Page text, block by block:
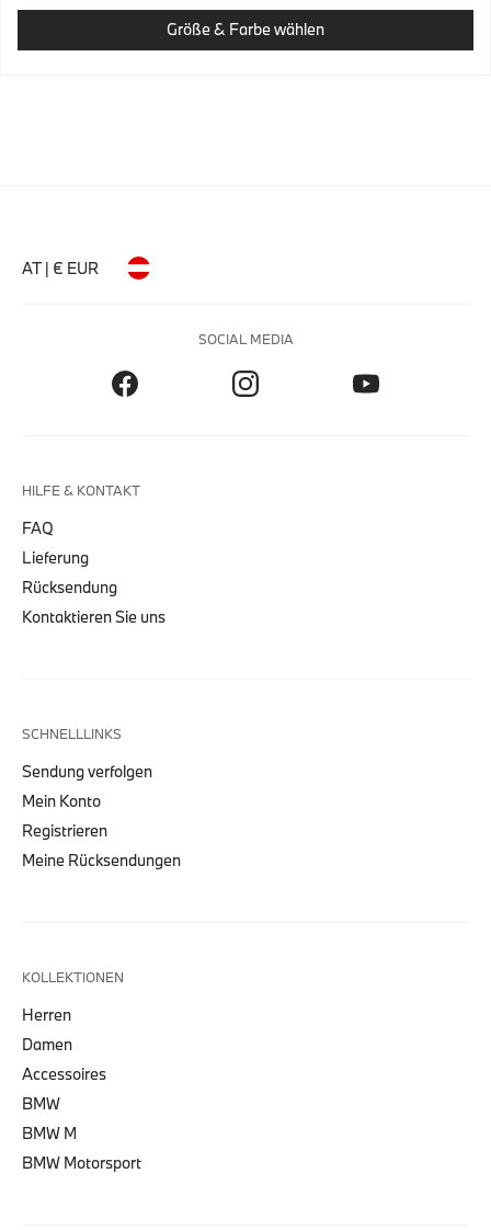
Größe & Farbe wählen
AT | € EUR
SOCIAL MEDIA
HILFE & KONTAKT
FAQ
Lieferung
Rücksendung
Kontaktieren Sie uns
SCHNELLLINKS
Sendung verfolgen
Mein Konto
Registrieren
Meine Rücksendungen
KOLLEKTIONEN
Herren
Damen
Accessoires
BMW
BMW M
BMW Motorsport